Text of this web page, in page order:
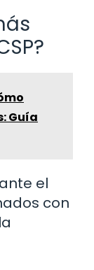
Guía
el
con